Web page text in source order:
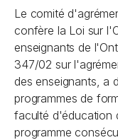
Le comité
confère la Loi sur
enseignants de
347/02 sur
des enseignants, a
programmes de
faculté d'éducation
programme